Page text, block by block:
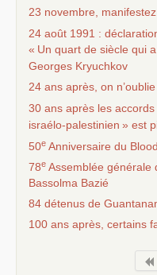
23 novembre,
24 août 1991 :
« Un quart de siècle qui
Georges Kryuchkov
24 ans après, on
30 ans après les accords
israélo-palestinien » est
50e Anniversaire du
78e Assemblée générale
Bassolma Bazié
84 détenus de
100 ans après, certains